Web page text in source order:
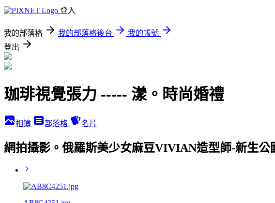
登入
我的部落格 我的部落格後台
我的帳號
登出
珈琲視覺張力 ----- 漾。時尚婚禮
相簿 部落格 名片
網拍攝影。俄羅斯美少女麻豆VIVIAN造型師-新生公